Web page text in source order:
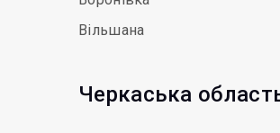
Вільшана
Черкаська